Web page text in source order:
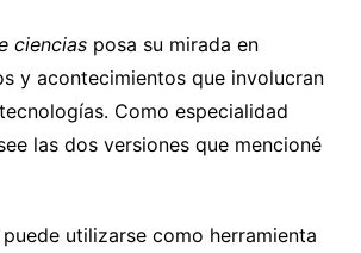
cienciasposa su mirada en
y acontecimientos que involucran
Como especialidad
las dos versiones que mencioné
utilizarse como herramienta